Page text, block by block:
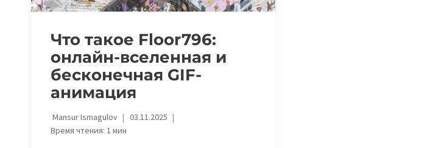
Что такое Floor796:
онлайн-вселенная и
бесконечная GIF-
анимация
Mansur Ismagulov
03.11.2025
Время чтения: 1 мин